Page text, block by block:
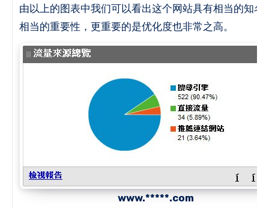
由以上的图表中我们可以看出这个网站具有相当的知名
相当的重要性，更重要的是优化度也非常之高。
www.*****.com